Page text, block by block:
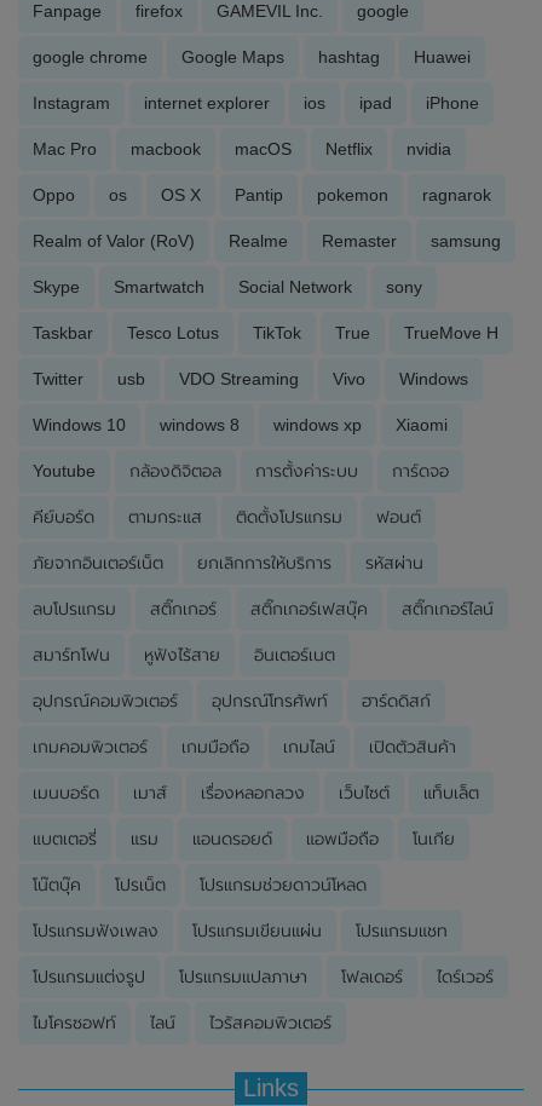
Fanpage firefox GAMEVIL Inc. google
google chrome Google Maps hashtag Huawei
Instagram internet explorer ios ipad iPhone
Mac Pro macbook macOS Netflix nvidia
Oppo os OS X Pantip pokemon ragnarok
Realm of Valor (RoV) Realme Remaster samsung
Skype Smartwatch Social Network sony
Taskbar Tesco Lotus TikTok True TrueMove H
Twitter usb VDO Streaming Vivo Windows
Windows 10 windows 8 windows xp Xiaomi
Youtube กล้องดิจิตอล การตั้งค่าระบบ การ์ดจอ
คีย์บอร์ด ตามกระแส ติดตั้งโปรแกรม ฟอนต์
ภัยจากอินเตอร์เน็ต ยกเลิกการให้บริการ รหัสผ่าน
ลบโปรแกรม สติ๊กเกอร์ สติ๊กเกอร์เฟสบุ๊ค สติ๊กเกอร์ไลน์
สมาร์ทโฟน หูฟังไร้สาย อินเตอร์เนต
อุปกรณ์คอมพิวเตอร์ อุปกรณ์โทรศัพท์ ฮาร์ดดิสก์
เกมคอมพิวเตอร์ เกมมือถือ เกมไลน์ เปิดตัวสินค้า
เมนบอร์ด เมาส์ เรื่องหลอกลวง เว็บไซต์ แท็บเล็ต
แบตเตอรี่ แรม แอนดรอยด์ แอพมือถือ โนเกีย
โน๊ตบุ๊ค โปรเน็ต โปรแกรมช่วยดาวน์โหลด
โปรแกรมฟังเพลง โปรแกรมเขียนแผ่น โปรแกรมแชท
โปรแกรมแต่งรูป โปรแกรมแปลภาษา โฟลเดอร์ ไดร์เวอร์
ไมโครซอฟท์ ไลน์ ไวรัสคอมพิวเตอร์
Links